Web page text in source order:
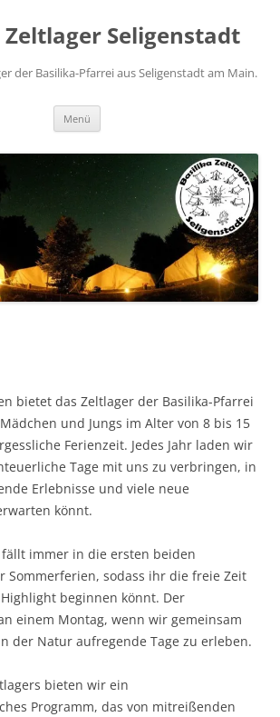
Seligenstadt
der Basilika-Pfarrei aus Seligenstadt am Main.
Menü
bietet das Zeltlager der Basilika-Pfarrei
und Jungs im Alter von 8 bis 15
Ferienzeit. Jedes Jahr laden wir
Tage mit uns zu verbringen, in
Erlebnisse und viele neue
könnt.
fällt immer in die ersten beiden
Sommerferien, sodass ihr die freie Zeit
beginnen könnt. Der
einem Montag, wenn wir gemeinsam
der Natur aufregende Tage zu erleben.
bieten wir ein
Programm, das von mitreißenden